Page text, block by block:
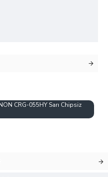
CRG-055HY Sarı Chipsiz